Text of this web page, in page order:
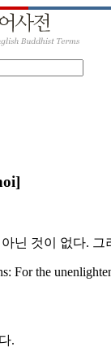
닌 것이 없다.
For the
.